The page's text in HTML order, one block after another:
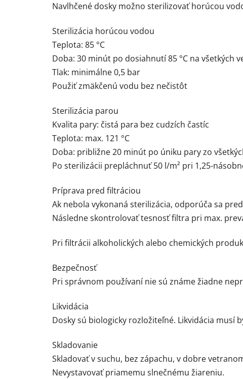
Navlhčené dosky možno sterilizovať horúcou
Sterilizácia horúcou vodou
Teplota: 85 °C
Doba: 30 minút po dosiahnutí 85 °C na všetkých
Tlak: minimálne 0,5 bar
Použiť zmäkčenú vodu bez nečistôt
Sterilizácia parou
Kvalita pary: čistá para bez cudzích častíc
Teplota: max. 121 °C
Doba: približne 20 minút po úniku pary zo
Po sterilizácii prepláchnuť 50 l/m² pri 1,25-
Príprava pred filtráciou
Ak nebola vykonaná sterilizácia, odporúča sa
Následne skontrolovať tesnosť filtra pri max.
Pri filtrácii alkoholických alebo chemických
Bezpečnosť
Pri správnom používaní nie sú známe žiadne
Likvidácia
Dosky sú biologicky rozložiteľné. Likvidácia
Skladovanie
Skladovať v suchu, bez zápachu, v dobre
Nevystavovať priamemu slnečnému žiareniu.